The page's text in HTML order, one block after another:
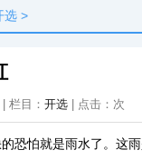
选 >
栏目： 开选 | 点击： 次
恐怕就是雨水了。这